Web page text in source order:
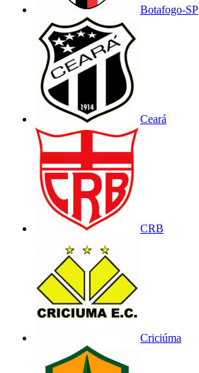
Botafogo-SP
Ceará
CRB
Criciúma